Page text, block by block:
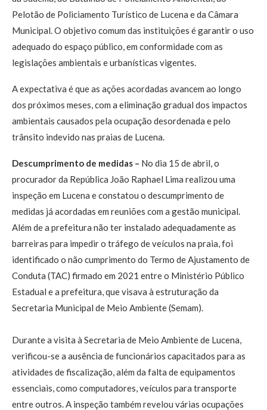
Pelotão de Policiamento Turístico de Lucena e da Câmara
Municipal. O objetivo comum das instituições é garantir o uso
adequado do espaço público, em conformidade com as
legislações ambientais e urbanísticas vigentes.
A expectativa é que as ações acordadas avancem ao longo
dos próximos meses, com a eliminação gradual dos impactos
ambientais causados pela ocupação desordenada e pelo
trânsito indevido nas praias de Lucena.
Descumprimento de medidas – No dia 15 de abril, o
procurador da República João Raphael Lima realizou uma
inspeção em Lucena e constatou o descumprimento de
medidas já acordadas em reuniões com a gestão municipal.
Além de a prefeitura não ter instalado adequadamente as
barreiras para impedir o tráfego de veículos na praia, foi
identificado o não cumprimento do Termo de Ajustamento de
Conduta (TAC) firmado em 2021 entre o Ministério Público
Estadual e a prefeitura, que visava à estruturação da
Secretaria Municipal de Meio Ambiente (Semam).
Durante a visita à Secretaria de Meio Ambiente de Lucena,
verificou-se a ausência de funcionários capacitados para as
atividades de fiscalização, além da falta de equipamentos
essenciais, como computadores, veículos para transporte
entre outros. A inspeção também revelou várias ocupações